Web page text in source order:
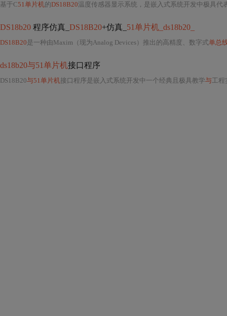
基于C51单片机的DS18B20温度传感器显示系统，是嵌入式系统开发中极具代
DS18b20 程序仿真_ DS18B20+仿真_ 51单片机_ds18b20_
DS18B20是一种由Maxim（现为Analog Devices）推出的高精度、数字式单总
ds18b20与51单片机接口程序
DS18B20与51单片机接口程序是嵌入式系统开发中一个经典且极具教学与工程